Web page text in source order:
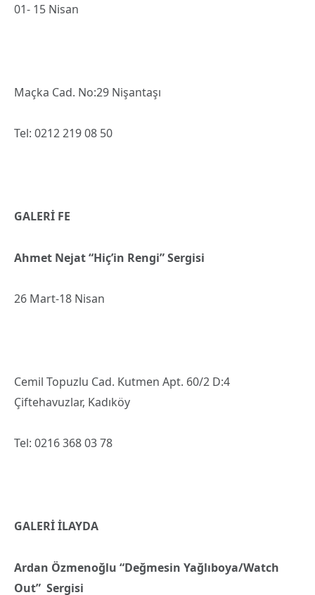
01- 15 Nisan
Maçka Cad. No:29 Nişantaşı
Tel: 0212 219 08 50
GALERİ FE
Ahmet Nejat “Hiç’in Rengi” Sergisi
26 Mart-18 Nisan
Cemil Topuzlu Cad. Kutmen Apt. 60/2 D:4
Çiftehavuzlar, Kadıköy
Tel: 0216 368 03 78
GALERİ İLAYDA
Ardan Özmenoğlu “Değmesin Yağlıboya/Watch
Out” Sergisi